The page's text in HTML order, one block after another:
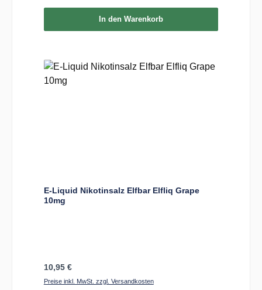
In den Warenkorb
E-Liquid Nikotinsalz Elfbar Elfliq Grape
10mg
Regulärer Preis:
10,95 €
Preise inkl. MwSt. zzgl. Versandkosten